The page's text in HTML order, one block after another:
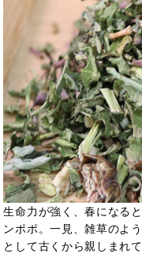
生命力が強く、春になる
ンポポ。一見、雑草のよ
として古くから親しまれ